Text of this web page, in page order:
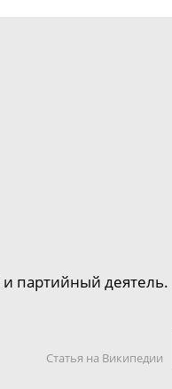
партийный деятель.
Статья на Википедии